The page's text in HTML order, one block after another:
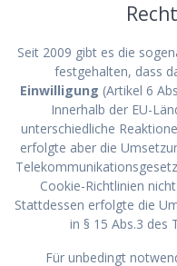
Seit 2009 gibt es die
festgehalten, dass
Einwilligung (Artikel 6
Innerhalb der EU-
unterschiedliche
erfolgte aber die
Cookie-Richtlinien
Stattdessen erfolgte die
in § 15 Abs.3 des
Für unbedingt